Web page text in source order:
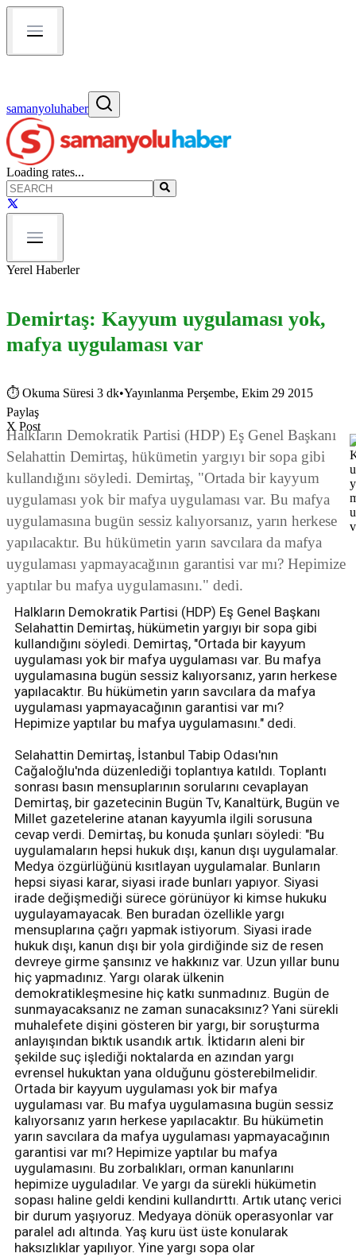
samanyoluhaber
Loading rates...
Yerel Haberler
Demirtaş: Kayyum uygulaması yok,
mafya uygulaması var
⏱ Okuma Süresi 3 dk•Yayınlanma Perşembe, Ekim 29 2015
Paylaş
X Post
Halkların Demokratik Partisi (HDP) Eş Genel Başkanı
Selahattin Demirtaş, hükümetin yargıyı bir sopa gibi
kullandığını söyledi. Demirtaş, "Ortada bir kayyum
uygulaması yok bir mafya uygulaması var. Bu mafya
uygulamasına bugün sessiz kalıyorsanız, yarın herkese
yapılacaktır. Bu hükümetin yarın savcılara da mafya
uygulaması yapmayacağının garantisi var mı? Hepimize
yaptılar bu mafya uygulamasını." dedi.
Halkların Demokratik Partisi (HDP) Eş Genel Başkanı
Selahattin Demirtaş, hükümetin yargıyı bir sopa gibi
kullandığını söyledi. Demirtaş, "Ortada bir kayyum
uygulaması yok bir mafya uygulaması var. Bu mafya
uygulamasına bugün sessiz kalıyorsanız, yarın herkese
yapılacaktır. Bu hükümetin yarın savcılara da mafya
uygulaması yapmayacağının garantisi var mı?
Hepimize yaptılar bu mafya uygulamasını." dedi.
Selahattin Demirtaş, İstanbul Tabip Odası'nın
Cağaloğlu'nda düzenlediği toplantıya katıldı. Toplantı
sonrası basın mensuplarının sorularını cevaplayan
Demirtaş, bir gazetecinin Bugün Tv, Kanaltürk, Bugün ve
Millet gazetelerine atanan kayyumla ilgili sorusuna
cevap verdi. Demirtaş, bu konuda şunları söyledi: "Bu
uygulamaların hepsi hukuk dışı, kanun dışı uygulamalar.
Medya özgürlüğünü kısıtlayan uygulamalar. Bunların
hepsi siyasi karar, siyasi irade bunları yapıyor. Siyasi
irade değişmediği sürece görünüyor ki kimse hukuku
uygulayamayacak. Ben buradan özellikle yargı
mensuplarına çağrı yapmak istiyorum. Siyasi irade
hukuk dışı, kanun dışı bir yola girdiğinde siz de resen
devreye girme şansınız ve hakkınız var. Uzun yıllar bunu
hiç yapmadınız. Yargı olarak ülkenin
demokratikleşmesine hiç katkı sunmadınız. Bugün de
sunmayacaksanız ne zaman sunacaksınız? Yani sürekli
muhalefete dişini gösteren bir yargı, bir soruşturma
anlayışından bıktık usandık artık. İktidarın aleni bir
şekilde suç işlediği noktalarda en azından yargı
evrensel hukuktan yana olduğunu gösterebilmelidir.
Ortada bir kayyum uygulaması yok bir mafya
uygulaması var. Bu mafya uygulamasına bugün sessiz
kalıyorsanız yarın herkese yapılacaktır. Bu hükümetin
yarın savcılara da mafya uygulaması yapmayacağının
garantisi var mı? Hepimize yaptılar bu mafya
uygulamasını. Bu zorbalıkları, orman kanunlarını
hepimize uyguladılar. Ve yargı da sürekli hükümetin
sopası haline geldi kendini kullandırttı. Artık utanç verici
bir durum yaşıyoruz. Medyaya dönük operasyonlar var
paralel adı altında. Yaş kuru üst üste konularak
haksızlıklar yapılıyor. Yine yargı sopa olar